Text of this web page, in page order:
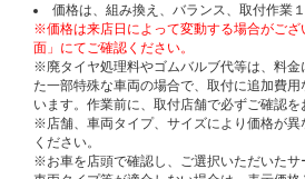
価格は、組み換え、バランス、取付作業１
※価格は来店日によって変動する場合がござ
面」にてご確認ください。
※廃タイヤ処理料やゴムバルブ代等は、料金
た一部特殊な車両の場合で、取付に追加費
います。作業前に、取付店舗で必ずご確認を
※店舗、車両タイプ、サイズにより価格が異
ください。
※お車を店頭で確認し、ご選択いただいたサ